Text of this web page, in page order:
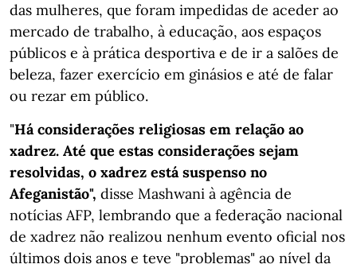
das mulheres, que foram impedidas de aceder ao
mercado de trabalho, à educação, aos espaços
públicos e à prática desportiva e de ir a salões de
beleza, fazer exercício em ginásios e até de falar
ou rezar em público.
"Há considerações religiosas em relação ao
xadrez. Até que estas considerações sejam
resolvidas, o xadrez está suspenso no
Afeganistão", disse Mashwani à agência de
notícias AFP, lembrando que a federação nacional
de xadrez não realizou nenhum evento oficial nos
últimos dois anos e teve "problemas" ao nível da